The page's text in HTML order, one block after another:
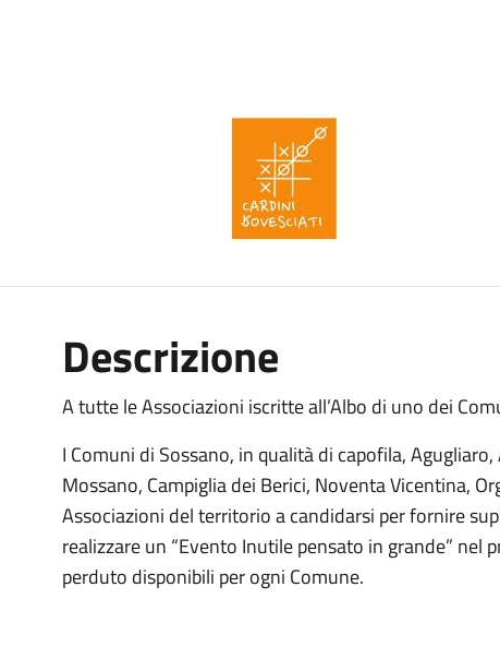
Descrizione
A tutte le Associazioni iscritte all’Albo di uno dei
I Comuni di Sossano, in qualità di capofila,
Mossano, Campiglia dei Berici, Noventa Vicentina,
Associazioni del territorio a candidarsi per fornire
realizzare un “Evento Inutile pensato in grande”
perduto disponibili per ogni Comune.